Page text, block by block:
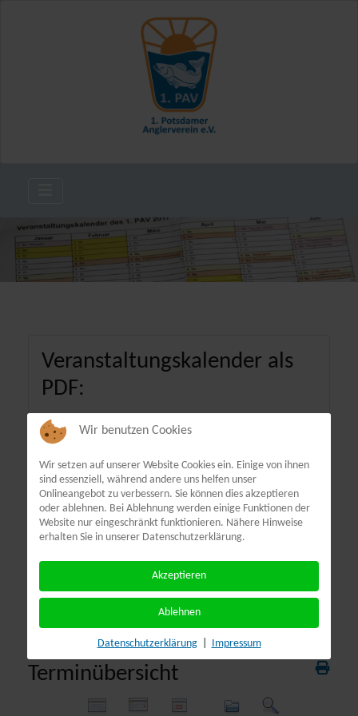
Veranstaltungskalender als
PDF:
Terminübersicht
Wir benutzen Cookies
Wir setzen auf unserer Website Cookies ein. Einige von ihnen
sind essenziell, während andere uns helfen unser
Onlineangebot zu verbessern. Sie können dies akzeptieren
oder ablehnen. Bei Ablehnung werden einige Funktionen der
Website nur eingeschränkt funktionieren. Nähere Hinweise
erhalten Sie in unserer Datenschutzerklärung.
Akzeptieren
Ablehnen
Datenschutzerklärung Impressum